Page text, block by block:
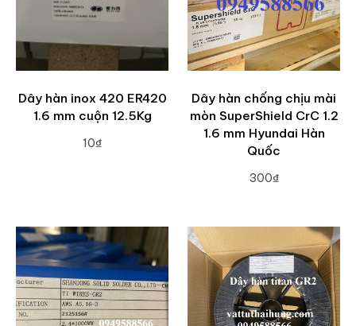
Dây hàn inox 420 ER420
1.6 mm cuộn 12.5Kg
10₫
Dây hàn chống chịu mài
mòn SuperShield CrC 1.2
1.6 mm Hyundai Hàn
Quốc
300₫